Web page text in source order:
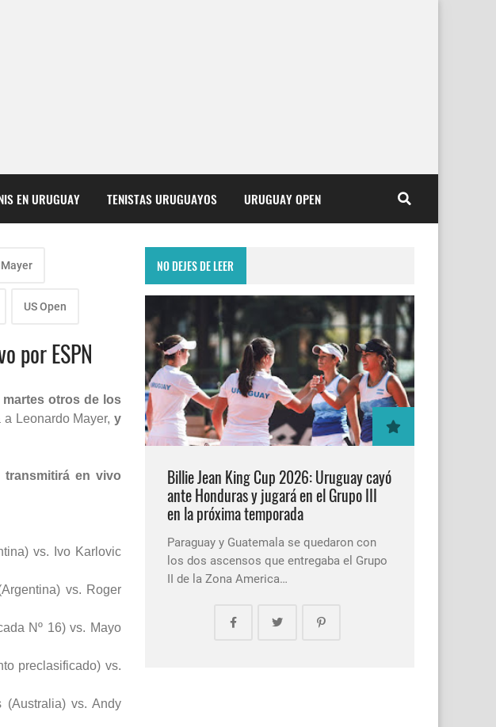
EN URUGUAY TENISTAS URUGUAYOS URUGUAY OPEN
US Open
por ESPN
martes otros de los
Leonardo Mayer, y
en vivo
vs. Ivo Karlovic
vs. Roger
Nº 16) vs. Mayo
preclasificado) vs.
(Australia) vs. Andy
NO DEJES DE LEER
Billie Jean King Cup 2026: Uruguay cayó
ante Honduras y jugará en el Grupo III
en la próxima temporada
Paraguay y Guatemala se quedaron con
los dos ascensos que entregaba el Grupo
II de la Zona America…